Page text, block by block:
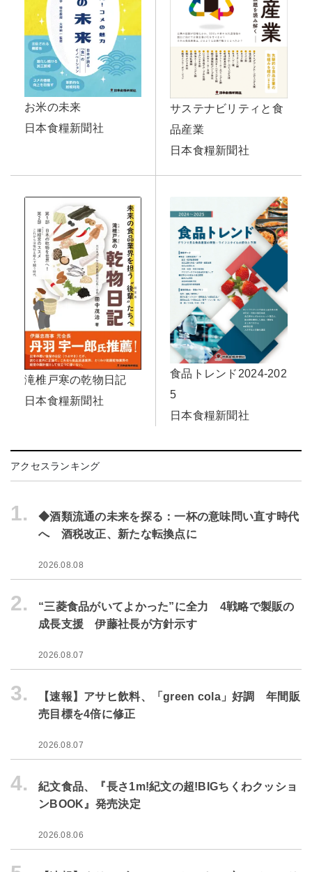
お米の未来
日本食糧新聞社
サステナビリティと食
品産業
日本食糧新聞社
滝椎戸寒の乾物日記
日本食糧新聞社
食品トレンド2024-202
5
日本食糧新聞社
アクセスランキング
1.
◆酒類流通の未来を探る：一杯の意味問い直す時代
へ 酒税改正、新たな転換点に
2026.08.08
2.
“三菱食品がいてよかった”に全力 4戦略で製販の
成長支援 伊藤社長が方針示す
2026.08.07
3.
【速報】アサヒ飲料、「green cola」好調 年間販
売目標を4倍に修正
2026.08.07
4.
紀文食品、『長さ1m!紀文の超!BIGちくわクッショ
ンBOOK』発売決定
2026.08.06